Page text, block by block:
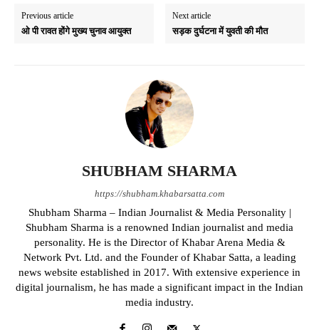
Previous article
ओ पी रावत होंगे मुख्य चुनाव आयुक्त
Next article
सड़क दुर्घटना में युवती की मौत
SHUBHAM SHARMA
https://shubham.khabarsatta.com
Shubham Sharma – Indian Journalist & Media Personality |
Shubham Sharma is a renowned Indian journalist and media
personality. He is the Director of Khabar Arena Media &
Network Pvt. Ltd. and the Founder of Khabar Satta, a leading
news website established in 2017. With extensive experience in
digital journalism, he has made a significant impact in the Indian
media industry.